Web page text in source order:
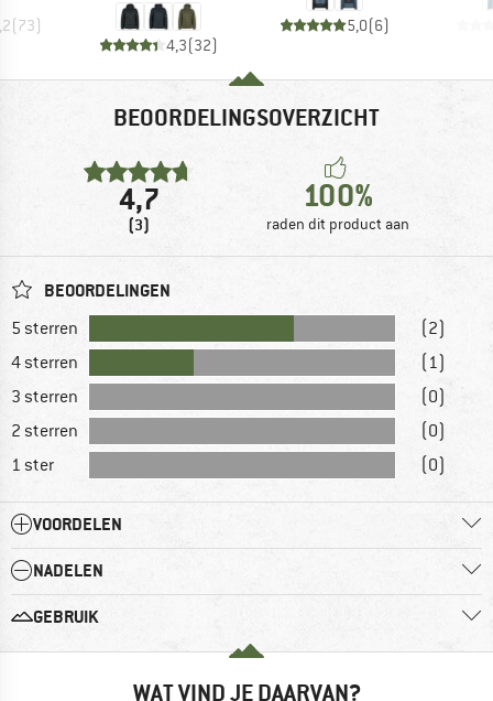
(73)
4,3(32)
5,0(6)
BEOORDELINGSOVERZICHT
4,7
(3)
100%
raden dit product aan
BEOORDELINGEN
5 sterren
(2)
4 sterren
(1)
3 sterren
(0)
2 sterren
(0)
1 ster
(0)
VOORDELEN
NADELEN
GEBRUIK
WAT VIND JE DAARVAN?